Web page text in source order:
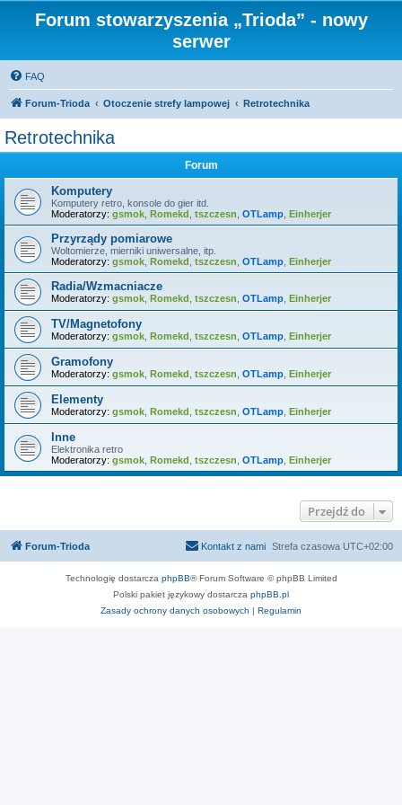
Forum stowarzyszenia „Trioda” - nowy
serwer
FAQ
Forum-Trioda Otoczenie strefy lampowej Retrotechnika
Retrotechnika
Forum
Komputery
Komputery retro, konsole do gier itd.
Moderatorzy: gsmok Romekd tszczesn OTLamp Einherjer
Przyrządy pomiarowe
Woltomierze, mierniki uniwersalne, itp.
Moderatorzy: gsmok Romekd tszczesn OTLamp Einherjer
Radia/Wzmacniacze
Moderatorzy: gsmok Romekd tszczesn OTLamp Einherjer
TV/Magnetofony
Moderatorzy: gsmok Romekd tszczesn OTLamp Einherjer
Gramofony
Moderatorzy: gsmok Romekd tszczesn OTLamp Einherjer
Elementy
Moderatorzy: gsmok Romekd tszczesn OTLamp Einherjer
Inne
Elektronika retro
Moderatorzy: gsmok Romekd tszczesn OTLamp Einherjer
Przejdź do
Forum-Trioda Strefa czasowa UTC+02:00
Kontakt z nami
Technologię dostarcza phpBB® Forum Software © phpBB Limited
Polski pakiet językowy dostarcza phpBB.pl
Zasady ochrony danych osobowych | Regulamin